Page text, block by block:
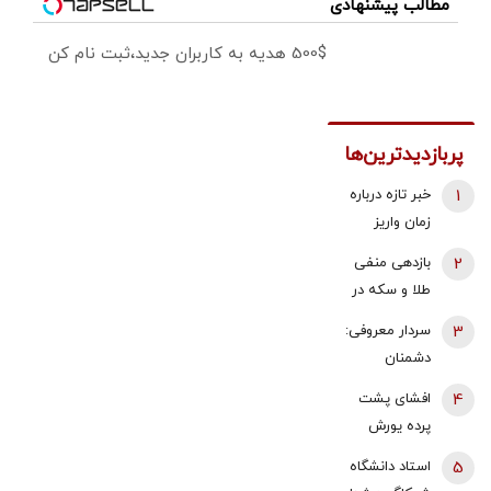
مطالب پیشنهادی
500$ هدیه به کاربران جدید،ثبت نام کن
پربازدیدترین‌ها
خبر تازه درباره
زمان واریز
فروردین و
بازنشستگان
تامین اجتماعی
1
بازدهی منفی
طلا و سکه در
پیش بینی
قیمت طلا با دو
اهرم دلار و
تنگه هرمز |
شرط بازگشت
2
سردار معروفی:
دشمنان
قادر به تصرف
یک وجب از
خاک ایران
3
افشای پشت
پرده یورش
پناهجویان به
اسپانیا/ چین:
4
استاد دانشگاه
5